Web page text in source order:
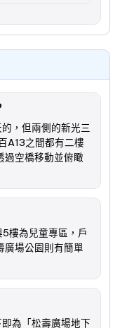
，但兩側的新光三
A13之間都有二樓
過空橋移動並俯瞰
樓為兒童專區，戶
廣場公園則有簡單
為「松壽廣場地下